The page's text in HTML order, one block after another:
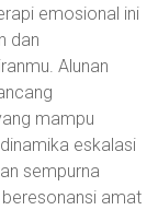
emosional ini
dan
Alunan
mampu
eskalasi
sempurna
amat